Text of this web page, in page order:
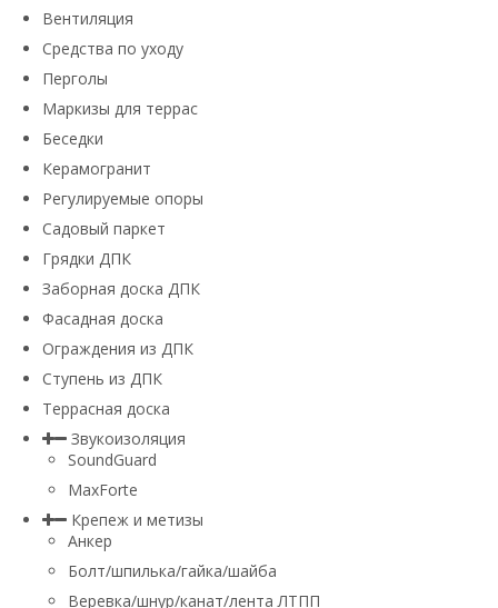
Вентиляция
Средства по уходу
Перголы
Маркизы для террас
Беседки
Керамогранит
Регулируемые опоры
Садовый паркет
Грядки ДПК
Заборная доска ДПК
Фасадная доска
Ограждения из ДПК
Ступень из ДПК
Террасная доска
Звукоизоляция
SoundGuard
MaxForte
Крепеж и метизы
Анкер
Болт/шпилька/гайка/шайба
Веревка/шнур/канат/лента ЛТПП